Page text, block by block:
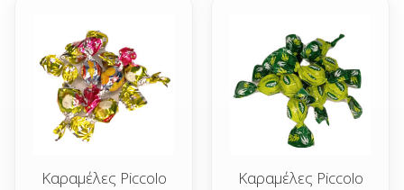
Καραμέλες Piccolo
Καραμέλες Piccolo